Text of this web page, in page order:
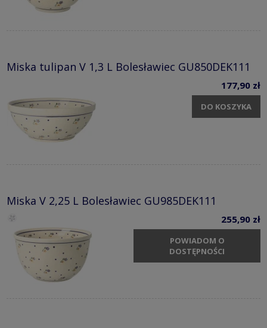
Miska tulipan V 1,3 L Bolesławiec GU850DEK111
177,90 zł
DO KOSZYKA
Miska V 2,25 L Bolesławiec GU985DEK111
255,90 zł
POWIADOM O
DOSTĘPNOŚCI